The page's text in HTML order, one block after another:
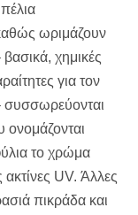
ωριμάζουν
χημικές
για τον
συσσωρεύονται
ονομάζονται
το χρώμα
UV. Άλλες
πικράδα και